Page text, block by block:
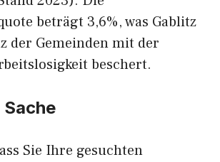
beträgt 3,6%, was Gablitz
der Gemeinden mit der
beschert.
Sie Ihre gesuchten